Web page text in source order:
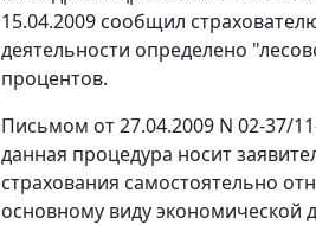
15.04.2009 сообщил
деятельности определено
процентов.
Письмом от 27.04.2009 N 02-37/
данная процедура носит
страхования самостоятельно
основному виду экономической